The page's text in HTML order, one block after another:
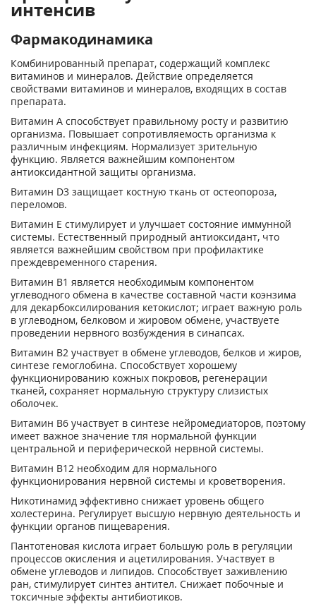
интенсив
Фармакодинамика
Комбинированный препарат, содержащий комплекс
витаминов и минералов. Действие определяется
свойствами витаминов и минералов, входящих в состав
препарата.
Витамин А способствует правильному росту и развитию
организма. Повышает сопротивляемость организма к
различным инфекциям. Нормализует зрительную
функцию. Является важнейшим компонентом
антиоксидантной защиты организма.
Витамин D3 защищает костную ткань от остеопороза,
переломов.
Витамин Е стимулирует и улучшает состояние иммунной
системы. Естественный природный антиоксидант, что
является важнейшим свойством при профилактике
преждевременного старения.
Витамин В1 является необходимым компонентом
углеводного обмена в качестве составной части коэнзима
для декарбоксилирования кетокислот; играет важную роль
в углеводном, белковом и жировом обмене, участвуете
проведении нервного возбуждения в синапсах.
Витамин В2 участвует в обмене углеводов, белков и жиров,
синтезе гемоглобина. Способствует хорошему
функционированию кожных покровов, регенерации
тканей, сохраняет нормальную структуру слизистых
оболочек.
Витамин В6 участвует в синтезе нейромедиаторов, поэтому
имеет важное значение тля нормальной функции
центральной и периферической нервной системы.
Витамин В12 необходим для нормального
функционирования нервной системы и кроветворения.
Никотинамид эффективно снижает уровень общего
холестерина. Регулирует высшую нервную деятельность и
функции органов пищеварения.
Пантотеновая кислота играет большую роль в регуляции
процессов окисления и ацетилирования. Участвует в
обмене углеводов и липидов. Способствует заживлению
ран, стимулирует синтез антител. Снижает побочные и
токсичные эффекты антибиотиков.